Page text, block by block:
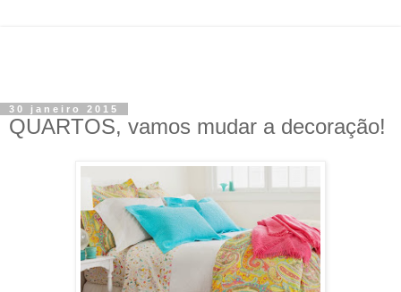
30 janeiro 2015
QUARTOS, vamos mudar a decoração!